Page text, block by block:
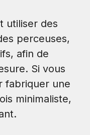
utiliser des
perceuses,
afin de
Si vous
fabriquer une
minimaliste,